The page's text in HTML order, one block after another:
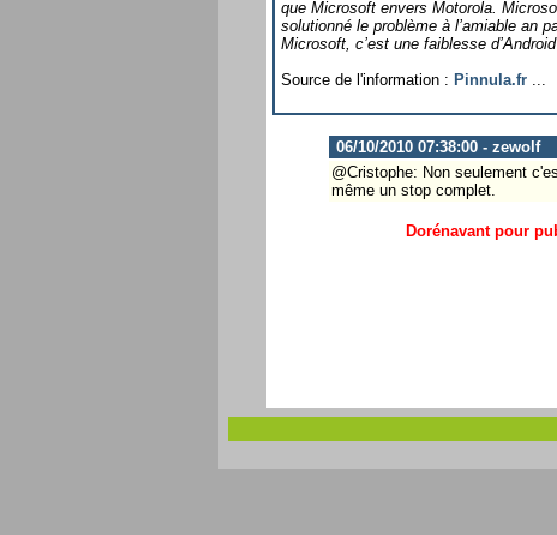
que Microsoft envers Motorola.
solutionné le problème à l’amiable an
Microsoft, c’est une faiblesse
Source de l'information : Pinnula.fr
06/10/2010 07:38:00 - zewolf
@Cristophe: Non seulement
même un stop complet.
Dorénavant pour